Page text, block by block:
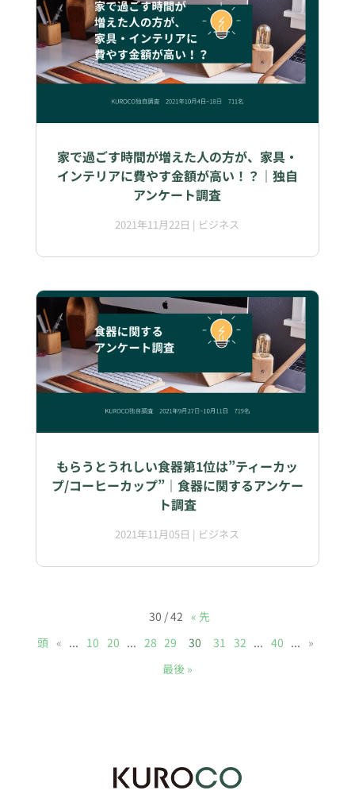
家で過ごす時間が増えた人の方が、家具・
インテリアに費やす金額が高い！？｜独自
アンケート調査
2021年11月22日 | ビジネス
もらうとうれしい食器第1位は”ティーカッ
プ/コーヒーカップ”｜食器に関するアンケー
ト調査
2021年11月05日 | ビジネス
30 / 42 « 先
頭 « ... 10 20 ... 28 29 30 31 32 ... 40 ... »
最後 »